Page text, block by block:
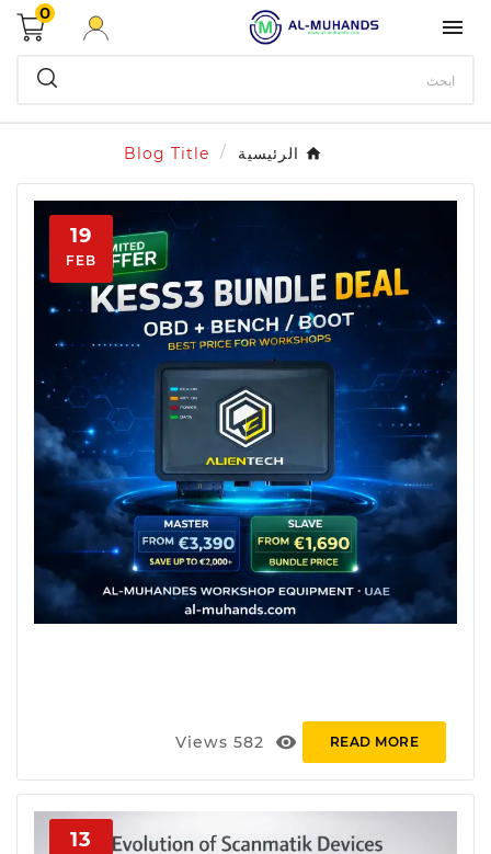

0
الرئيسية Blog Title
19
FEB
READ MORE
visibility
13